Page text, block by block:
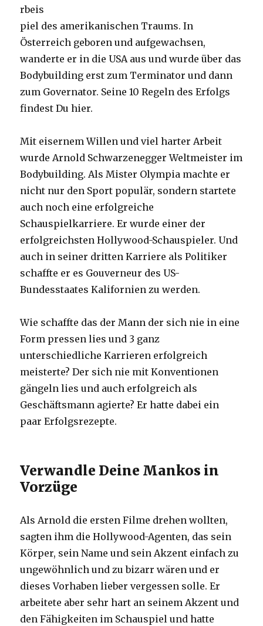
rbeis
piel des amerikanischen Traums. In
Österreich geboren und aufgewachsen,
wanderte er in die USA aus und wurde über das
Bodybuilding erst zum Terminator und dann
zum Governator. Seine 10 Regeln des Erfolgs
findest Du hier.
Mit eisernem Willen und viel harter Arbeit
wurde Arnold Schwarzenegger Weltmeister im
Bodybuilding. Als Mister Olympia machte er
nicht nur den Sport populär, sondern startete
auch noch eine erfolgreiche
Schauspielkarriere. Er wurde einer der
erfolgreichsten Hollywood-Schauspieler. Und
auch in seiner dritten Karriere als Politiker
schaffte er es Gouverneur des US-
Bundesstaates Kalifornien zu werden.
Wie schaffte das der Mann der sich nie in eine
Form pressen lies und 3 ganz
unterschiedliche Karrieren erfolgreich
meisterte? Der sich nie mit Konventionen
gängeln lies und auch erfolgreich als
Geschäftsmann agierte? Er hatte dabei ein
paar Erfolgsrezepte.
Verwandle Deine Mankos in
Vorzüge
Als Arnold die ersten Filme drehen wollten,
sagten ihm die Hollywood-Agenten, das sein
Körper, sein Name und sein Akzent einfach zu
ungewöhnlich und zu bizarr wären und er
dieses Vorhaben lieber vergessen solle. Er
arbeitete aber sehr hart an seinem Akzent und
den Fähigkeiten im Schauspiel und hatte